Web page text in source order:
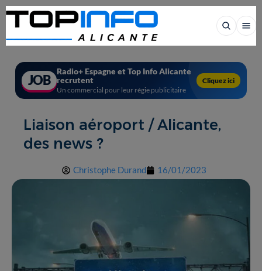
JOB
Radio+ Espagne et Top Info Alicante
recrutent
Un commercial pour leur régie publicitaire
Cliquez ici
Liaison aéroport / Alicante,
des news ?
Christophe Durand 16/01/2023